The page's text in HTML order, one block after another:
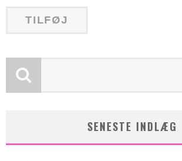
SENESTE INDLÆG